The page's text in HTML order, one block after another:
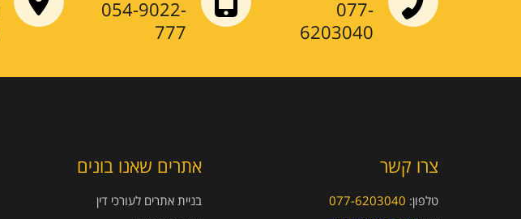
077-
6203040
054-9022-
777
צרו קשר
טלפון: 077-6203040
אתרים שאנו בונים
בניית אתרים לעורכי דין